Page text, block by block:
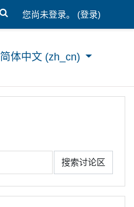
您尚未登录。 (登录)
简体中文 ‎(zh_cn)‎
搜索讨论区